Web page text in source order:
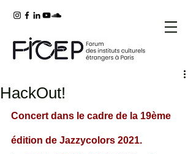
HackOut!
Concert dans le cadre de la 19ème
édition de Jazzycolors 2021.